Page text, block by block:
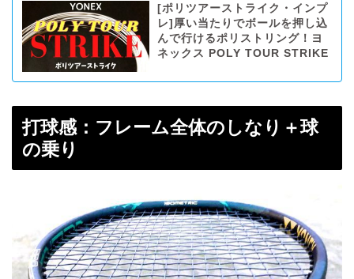
[ポリツアーストライク・インプ
レ]厚い当たりでボールを押し込
んで行けるポリストリング！ヨ
ネックス POLY TOUR STRIKE
打球感：フレーム全体のしなり＋球
の乗り